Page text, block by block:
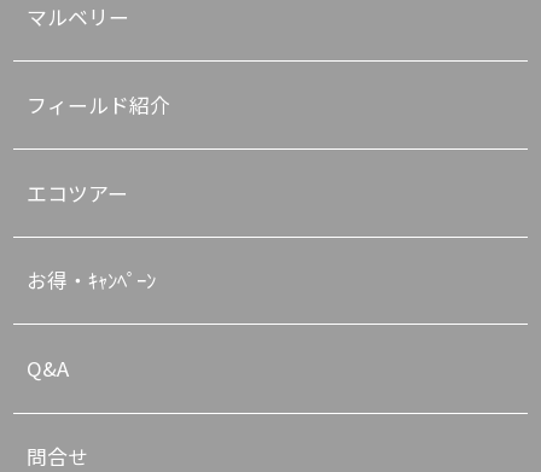
マルベリー
フィールド紹介
エコツアー
お得・ｷｬﾝﾍﾟｰﾝ
Q&A
問合せ